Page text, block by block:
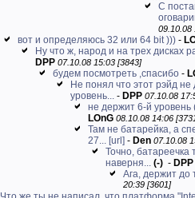
С
09.10.08
вот и определяюсь 32 или 64 bit ))) -
Ну что ж, народ и на трех дисках
DPP 07.10.08 15:03 [3843]
будем посмотреть ,спасибо -
Не понял что этот рэйд
уровень... - DPP 07.10.08
не держит 6-й уровень
LOnG 08.10.08 14:06
Там не батарейка, а
27... [url] - Den 07.10.08
Точно, батареечка
наверня... (-) - DPP
Ага, держит до
20:39 [3601]